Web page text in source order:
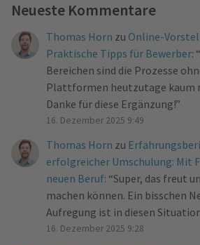
Neueste Kommentare
Thomas Horn zu Online-
Praktische Tipps für Bewerber: “
Bereichen sind die Prozesse
Plattformen heutzutage kaum
Danke für diese Ergänzung!”
16. Dezember 2025 9:49
Thomas Horn zu
erfolgreicher Umschulung: Mit
neuen Beruf: “Super, das freut
machen können. Ein bisschen
Aufregung ist in diesen
16. Dezember 2025 9:28